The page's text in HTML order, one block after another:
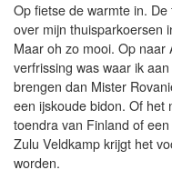
Op fietse de warmte in.
over mijn thuisparkoersen
Maar oh zo mooi. Op
verfrissing was waar ik
brengen dan Mister
een ijskoude bidon. Of het
toendra van Finland of
Zulu Veldkamp krijgt het
worden.